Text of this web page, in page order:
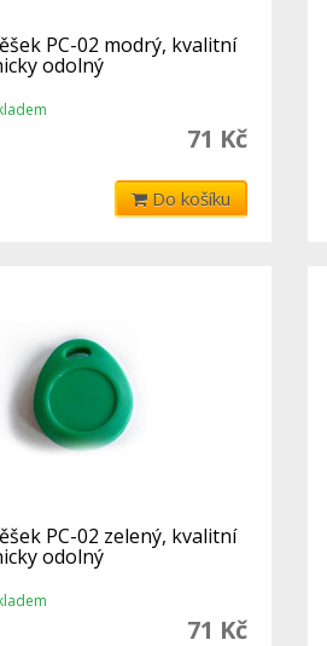
PC-02 modrý, kvalitní
odolný
71 Kč
Do košíku
PC-02 zelený, kvalitní
odolný
71 Kč